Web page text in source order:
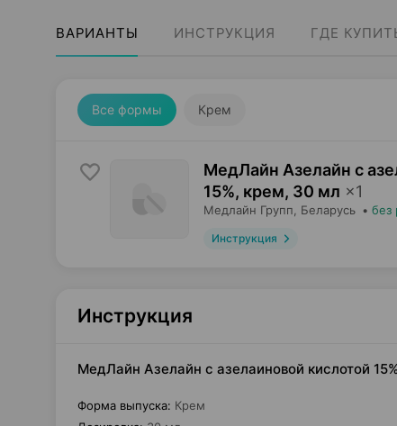
ВАРИАНТЫ ИНСТРУКЦИЯ ГДЕ
Все формы Крем
МедЛайн Азелайн с
15%, крем, 30 мл ×1
Медлайн Групп , Беларусь • без
Инструкция
Инструкция
МедЛайн Азелайн с азелаиновой кислотой
Форма выпуска: Крем